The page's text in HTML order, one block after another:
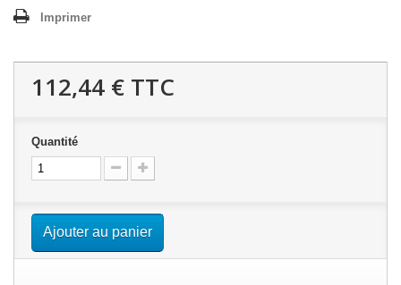
Imprimer
112,44 € TTC
Quantité
Ajouter au panier